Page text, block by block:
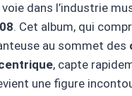
dans l’industrie
. Cet album, qui
au sommet des
, capte
une figure